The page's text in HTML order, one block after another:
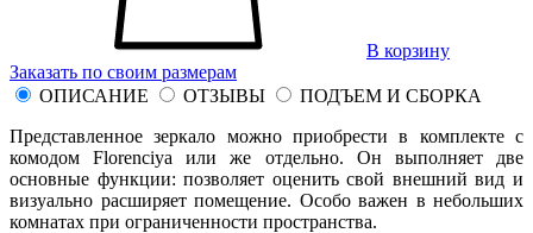
В корзину
Заказать по своим размерам
ОПИСАНИЕ
ОТЗЫВЫ
ПОДЪЕМ И СБОРКА
Представленное зеркало можно приобрести в комплекте с
комодом Florenciya или же отдельно. Он выполняет две
основные функции: позволяет оценить свой внешний вид и
визуально расширяет помещение. Особо важен в небольших
комнатах при ограниченности пространства.